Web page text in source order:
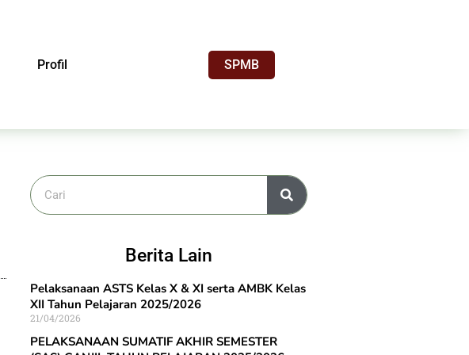
Profil SPMB
Berita Lain
Pelaksanaan ASTS Kelas X & XI serta AMBK Kelas
XII Tahun Pelajaran 2025/2026
21/04/2026
PELAKSANAAN SUMATIF AKHIR SEMESTER